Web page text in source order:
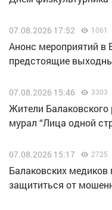
07.08.2026 17:52 1061
Анонс мероприятий в
предстоящие
07.08.2026 15:46 3303
Жители Балаковского
мурал “Лица одной
07.08.2026 15:17 2725
Балаковских
защититься от